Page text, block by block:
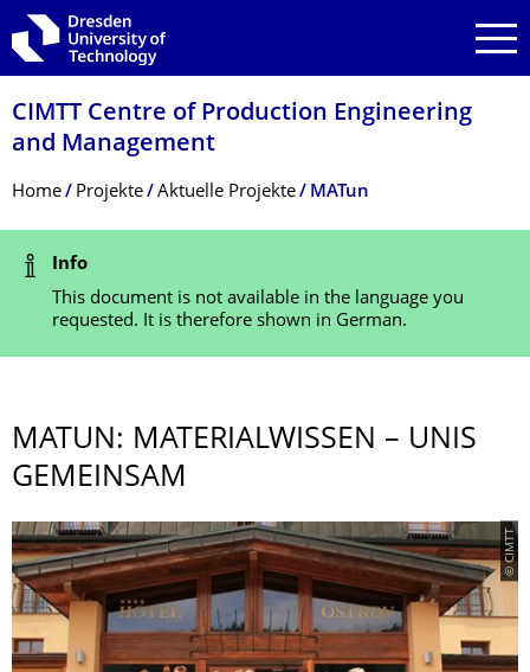
Skip to main navigation
Skip to search
Skip to content
CIMTT Centre of Production Engineering
and Management
Breadcrumb Menu
Home Projekte Aktuelle Projekte MATun
Status Message
Info
This document is not available in the language you
requested. It is therefore shown in German.
MATUN: MATERIALWISSEN – UNIS
GEMEINSAM
© CIMTT